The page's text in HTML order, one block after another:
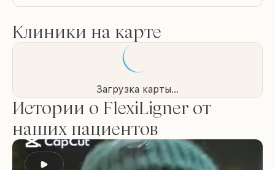
Клиники на карте
Загрузка карты...
Истории о FlexiLigner от
наших пациентов